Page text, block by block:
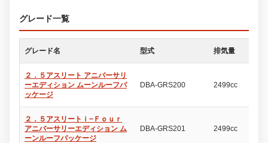
グレード一覧
グレード名 型式 排気量
２．５アスリート アニバーサリ
ーエディション ムーンルーフパ
ッケージ
DBA-GRS200 2499cc
２．５アスリートｉ−Ｆｏｕｒ
アニバーサリーエディション ム
ーンルーフパッケージ
DBA-GRS201 2499cc